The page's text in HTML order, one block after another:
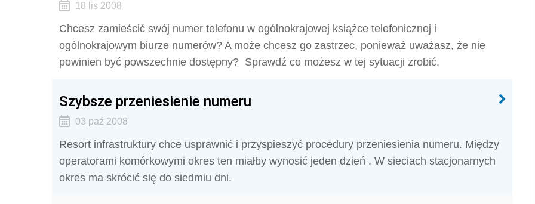
18 lis 2008
Chcesz zamieścić swój numer telefonu w ogólnokrajowej książce telefonicznej i
ogólnokrajowym biurze numerów? A może chcesz go zastrzec, ponieważ uważasz, że nie
powinien być powszechnie dostępny? Sprawdź co możesz w tej sytuacji zrobić.
Szybsze przeniesienie numeru
03 paź 2008
Resort infrastruktury chce usprawnić i przyspieszyć procedury przeniesienia numeru. Między
operatorami komórkowymi okres ten miałby wynosić jeden dzień . W sieciach stacjonarnych
okres ma skrócić się do siedmiu dni.